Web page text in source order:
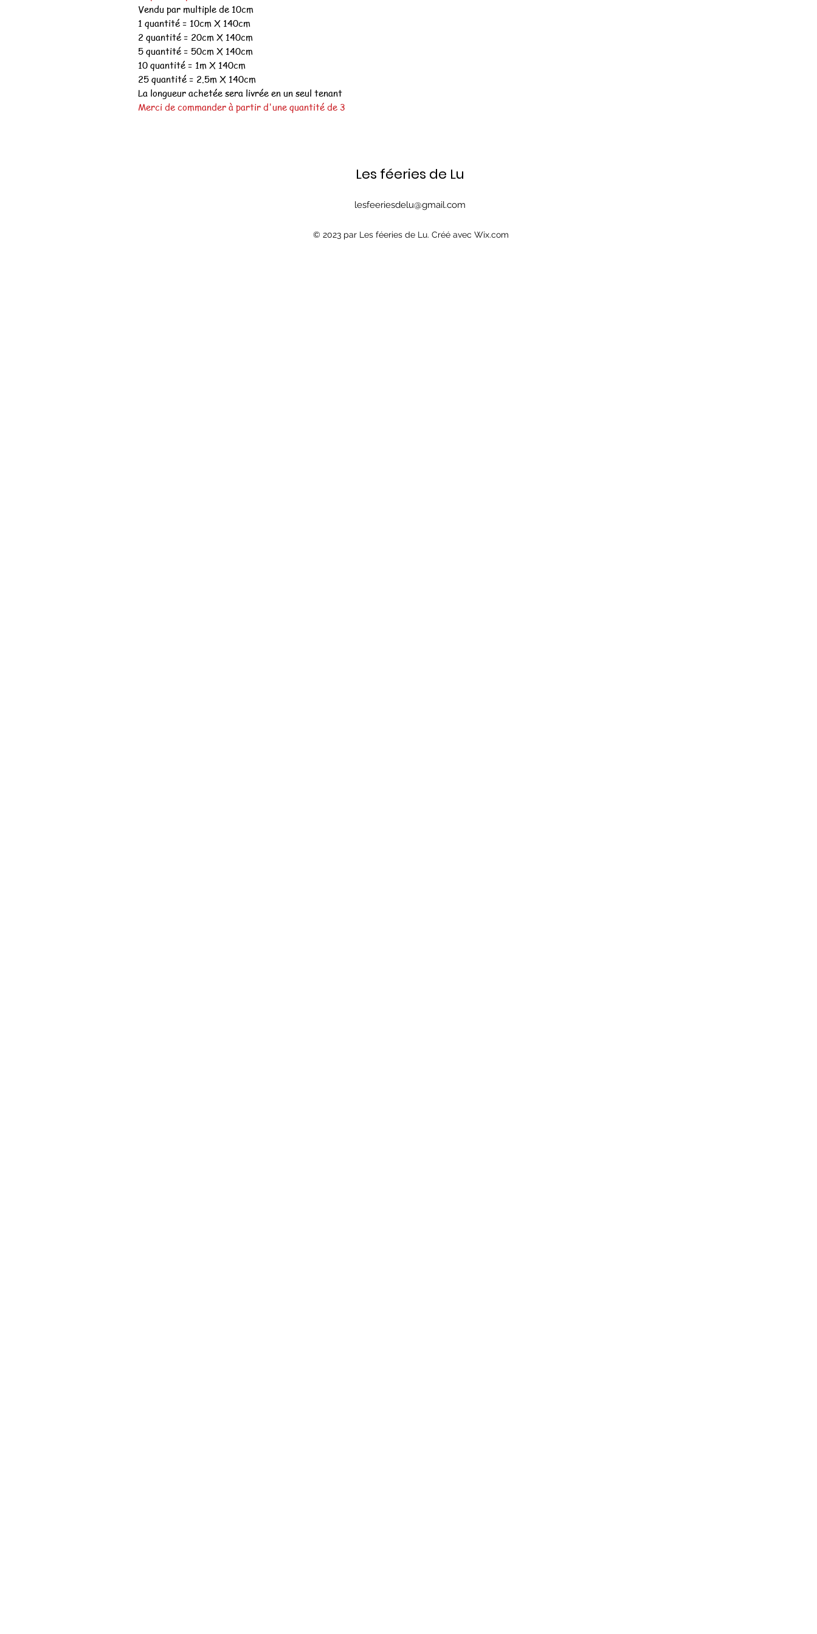
Vendu par multiple de 10cm
1 quantité = 10cm X 140cm
2 quantité = 20cm X 140cm
5 quantité = 50cm X 140cm
10 quantité = 1m X 140cm
25 quantité = 2.5m X 140cm
La longueur achetée sera livrée en un seul tenant
Merci de commander à partir d'une quantité de 3
Les féeries de Lu
lesfeeriesdelu@gmail.com
© 2023 par Les féeries de Lu. Créé avec Wix.com